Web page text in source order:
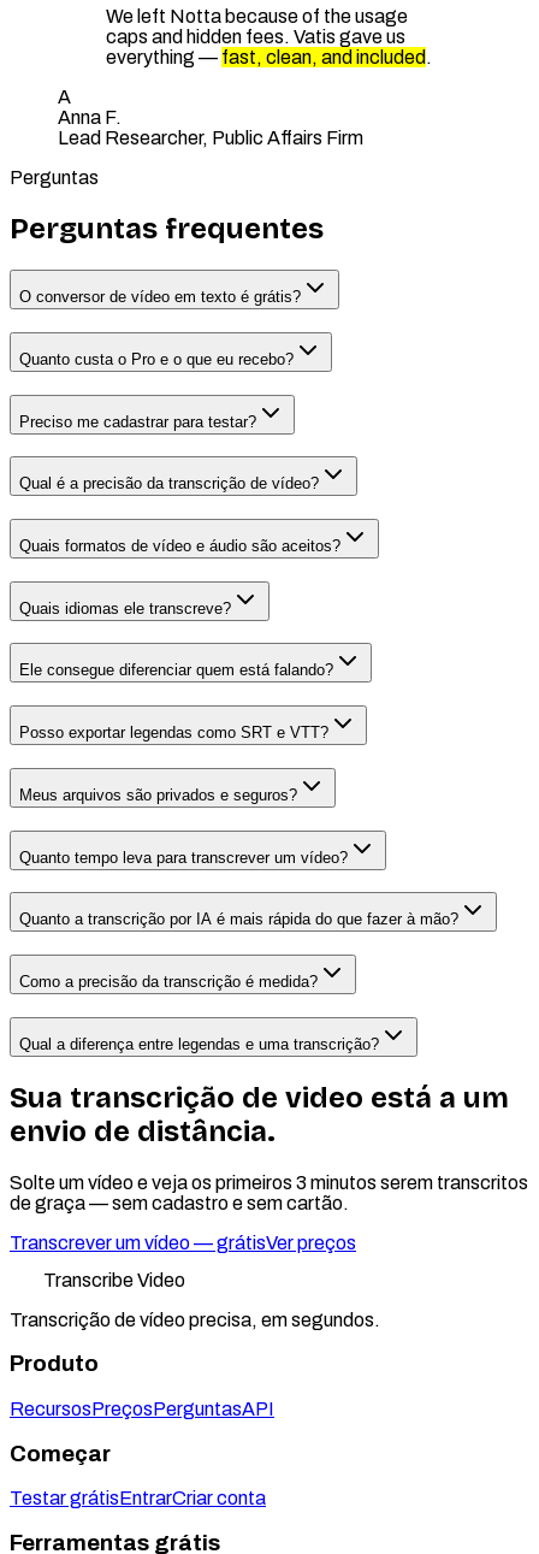
We left Notta because of the usage
caps and hidden fees. Vatis gave us
everything — fast, clean, and included .
A
Anna F.
Lead Researcher, Public Affairs Firm
Perguntas
Perguntas frequentes
O conversor de vídeo em texto é grátis?
Quanto custa o Pro e o que eu recebo?
Preciso me cadastrar para testar?
Qual é a precisão da transcrição de vídeo?
Quais formatos de vídeo e áudio são aceitos?
Quais idiomas ele transcreve?
Ele consegue diferenciar quem está falando?
Posso exportar legendas como SRT e VTT?
Meus arquivos são privados e seguros?
Quanto tempo leva para transcrever um vídeo?
Quanto a transcrição por IA é mais rápida do que fazer à mão?
Como a precisão da transcrição é medida?
Qual a diferença entre legendas e uma transcrição?
Sua transcrição de video está a um
envio de distância.
Solte um vídeo e veja os primeiros 3 minutos serem transcritos
de graça — sem cadastro e sem cartão.
Transcrever um vídeo — grátisVer preços
Transcribe Video
Transcrição de vídeo precisa, em segundos.
Produto
RecursosPreçosPerguntasAPI
Começar
Testar grátisEntrarCriar conta
Ferramentas grátis